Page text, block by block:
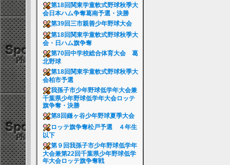
第18回関東学童軟式野球秋季大
会日本ハム争奪葛南予選・決勝
第39回三市親善少年野球大会
第18回関東学童軟式野球秋季大
会・日ハム旗争奪
第70回中学校総合体育大会 葛
北野球
第18回関東学童軟式野球秋季大
会柏市予選
我孫子市少年野球低学年大会兼
千葉県少年野球低学年大会ロッテ
旗争奪・決勝
第8回鎌ヶ谷少年野球夏季大会
ロッテ旗争奪松戸予選 ４年生
以下
第９回我孫子市少年野球低学年
大会兼第22回千葉県少年野球低学
年大会ロッテ旗争奪戦